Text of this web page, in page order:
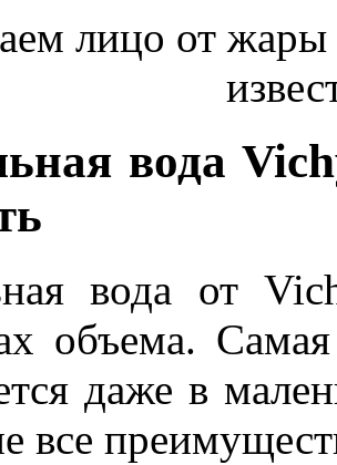
вода
вода от
объема.
даже в
все